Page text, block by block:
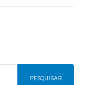
PESQUISAR